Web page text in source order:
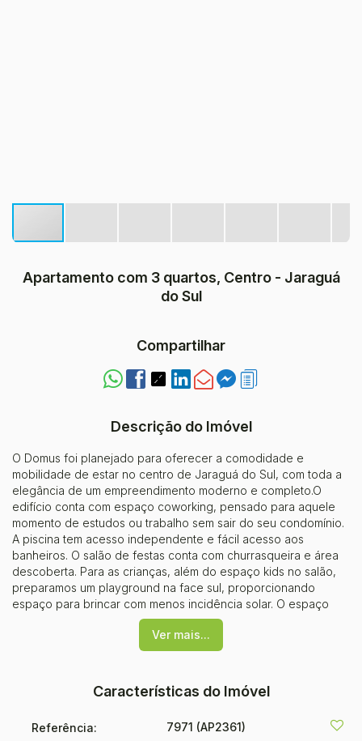
Apartamento com 3 quartos, Centro - Jaraguá
do Sul
Compartilhar
Descrição do Imóvel
O Domus foi planejado para oferecer a comodidade e
mobilidade de estar no centro de Jaraguá do Sul, com toda a
elegância de um empreendimento moderno e completo.O
edifício conta com espaço coworking, pensado para aquele
momento de estudos ou trabalho sem sair do seu condomínio.
A piscina tem acesso independente e fácil acesso aos
banheiros. O salão de festas conta com churrasqueira e área
descoberta. Para as crianças, além do espaço kids no salão,
preparamos um playground na face sul, proporcionando
espaço para brincar com menos incidência solar. O espaço
relax, estrategicamente posicionado com vista para o Morro
da Boa Vista (Morro das Antenas), foi pensado para aquele
momento de papo entre amigos, regado a um bom vinho e
observar o espetáculo dos parapentes e asa deltas,
contrastando com o azul do céu e o verde da montanha.Para
quem busca espaço externo e quer morar em um apartamento
com cara de casa, sem abrir mão da segurança, o
Ver mais...
Características do Imóvel
Referência: 7971 (AP2361)